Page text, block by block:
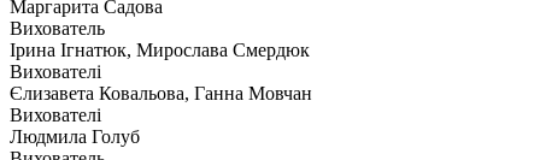
Маргарита Садова
Вихователь
Ірина Ігнатюк, Мирослава Смердюк
Вихователі
Єлизавета Ковальова, Ганна Мовчан
Вихователі
Людмила Голуб